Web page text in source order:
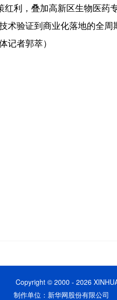
红利，叠加高新区生物医药
术验证到商业化落地的全
记者郭萃）
Copyright © 2000 - 2026
制作单位：新华网股份有限公